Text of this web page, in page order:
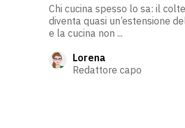
Chi cucina spesso lo sa: il
diventa quasi un’estensione
e la cucina non ...
Lorena
Redattore capo